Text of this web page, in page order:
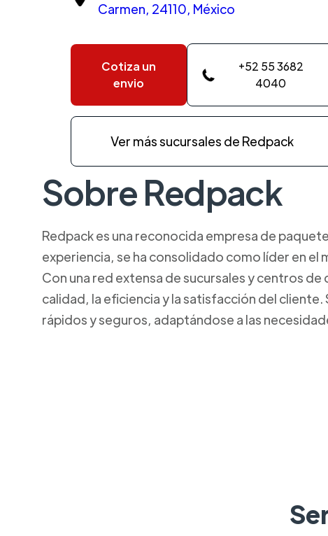
Carmen, 24110, México
Cotiza un
envio
+52 55 3682
4040
Ver más sucursales de Redpack
Sobre Redpack
Redpack es una reconocida empresa de
experiencia, se ha consolidado como líder en
Con una red extensa de sucursales y centros
calidad, la eficiencia y la satisfacción del
rápidos y seguros, adaptándose a las